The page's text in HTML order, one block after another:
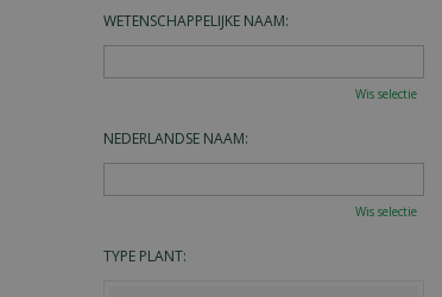
WETENSCHAPPELIJKE NAAM:
Wis selectie
NEDERLANDSE NAAM:
Wis selectie
TYPE PLANT: